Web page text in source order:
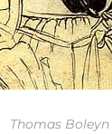
Thomas Boleyn